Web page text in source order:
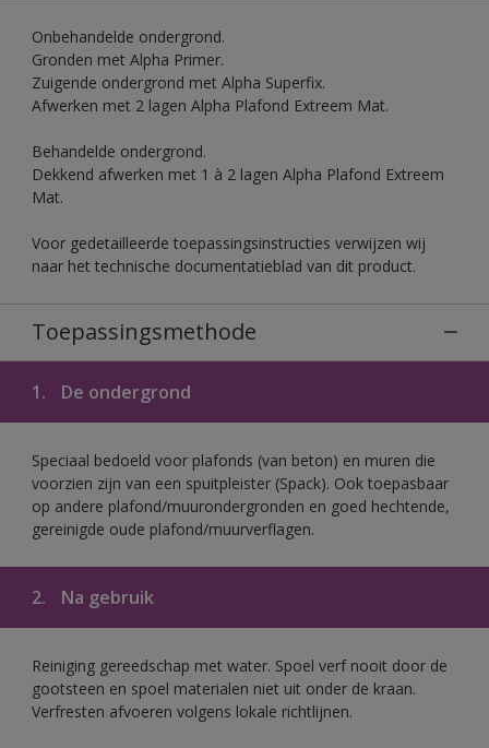
Onbehandelde ondergrond.
Gronden met Alpha Primer.
Zuigende ondergrond met Alpha Superfix.
Afwerken met 2 lagen Alpha Plafond Extreem Mat.
Behandelde ondergrond.
Dekkend afwerken met 1 à 2 lagen Alpha Plafond Extreem
Mat.
Voor gedetailleerde toepassingsinstructies verwijzen wij
naar het technische documentatieblad van dit product.
Toepassingsmethode
1. De ondergrond
Speciaal bedoeld voor plafonds (van beton) en muren die
voorzien zijn van een spuitpleister (Spack). Ook toepasbaar
op andere plafond/muurondergronden en goed hechtende,
gereinigde oude plafond/muurverflagen.
2. Na gebruik
Reiniging gereedschap met water. Spoel verf nooit door de
gootsteen en spoel materialen niet uit onder de kraan.
Verfresten afvoeren volgens lokale richtlijnen.